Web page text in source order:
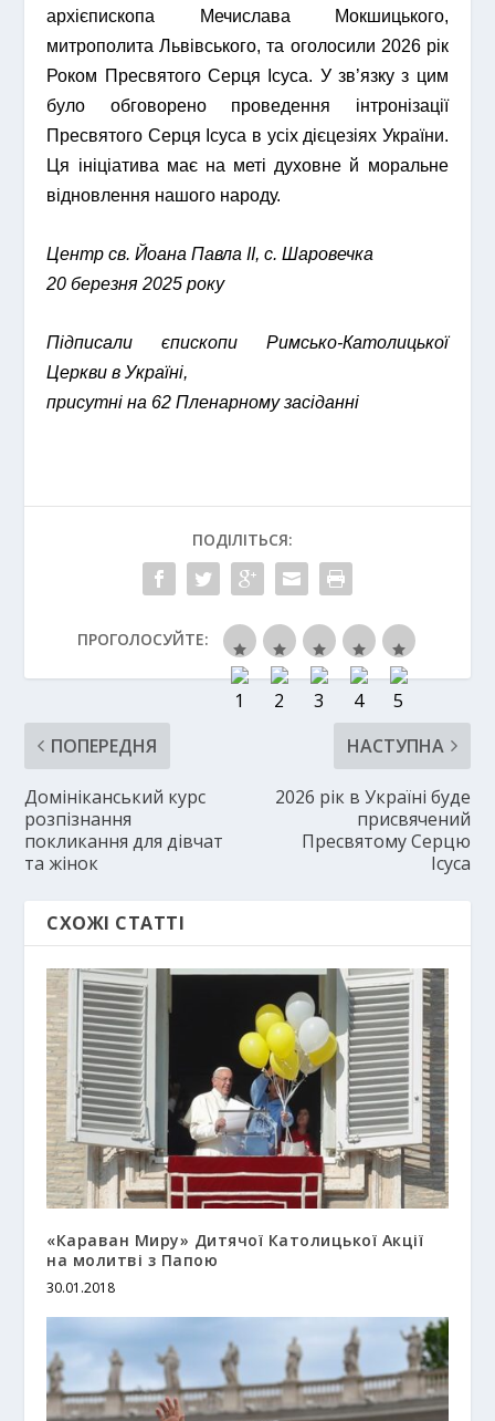
архієпископа Мечислава Мокшицького,
митрополита Львівського, та оголосили 2026 рік
Роком Пресвятого Серця Ісуса. У зв’язку з цим
було обговорено проведення інтронізації
Пресвятого Серця Ісуса в усіх дієцезіях України.
Ця ініціатива має на меті духовне й моральне
відновлення нашого народу.
Центр св. Йоана Павла ІІ, с. Шаровечка
20 березня 2025 року
Підписали єпископи Римсько-Католицької
Церкви в Україні,
присутні на 62 Пленарному засіданні
ПОДІЛІТЬСЯ:
ПРОГОЛОСУЙТЕ:
ПОПЕРЕДНЯ
Домініканський курс
розпізнання
покликання для дівчат
та жінок
НАСТУПНА
2026 рік в Україні буде
присвячений
Пресвятому Серцю
Ісуса
СХОЖІ СТАТТІ
«Караван Миру» Дитячої Католицької Акції
на молитві з Папою
30.01.2018